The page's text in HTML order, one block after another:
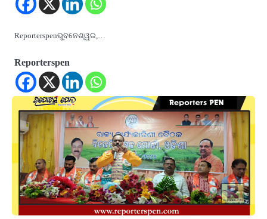
Reporterspenଭୁବନେଶ୍ୱର,…
Reporterspen